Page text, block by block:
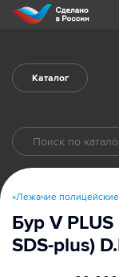
Каталог
«Лежачие
Бур V
SDS-plus)